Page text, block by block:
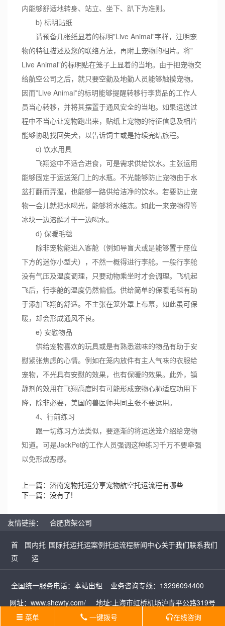
内能够舒适地转身、站立、坐下、趴下为准则。
b) 标明贴纸
请预备几张纸显着的标明”Live Animal”字样，注明宠
物的特征描述及您的联络方法，再附上宠物的相片。将”
Live Animal”的标明贴在笼子上显着的当地。由于把宠物交
给航空公司之后，就只要空勤及地勤人员能够触摸宠物。
因而”Live Animal”的标明能够提醒转移行李货品的工作人
员当心转移，并将其摆置于通风安全的当地。如果运送过
程中不当心让宠物跑出来，贴纸上宠物的特征信息及相片
能够协助找回失犬，以告诉饲主或是持续完结旅程。
c) 饮水用具
飞翔途中不适合进食，可是需求供给饮水。主张运用
能够固定于运送笼门上的水瓶。不光能够防止宠物由于水
盆打翻而弄湿，也能够一路供给洁净的饮水。若要防止宠
物一会儿就把水喝光，能够将水结冻。如此一来宠物得等
冰块一边溶解才干一边喝水。
d) 保暖毛毯
除非宠物能进入客舱（例如导盲犬或是能够置于座位
下方的迷你小型犬），不然一概得进行李舱。一般行李舱
没有气压及温度调理，只要动物乘坐时才会调理。飞机起
飞后，行李舱的温度仍然偏低。供给简单的保暖毛毯有助
于添加飞翔的舒适。不主张在笼外罩上布幕，如此虽可保
暖，却会形成通风不良。
e) 安慰物品
供给宠物喜欢的玩具或是有熟悉滋味的物品有助于安
慰紧张焦虑的心情。例如在笼内放件有主人气味的衣服给
宠物，不光具有安慰的效果，也有保暖的效果。此外，镇
静剂的效用在飞翔高度时有可能形成宠物心肺适应功用下
降，除非必要，美国的兽医师共同主张不要运用。
4、行前练习
跟一切练习方法类似，要逐渐的将运送笼介绍给宠物
知道。可是JackPet的工作人员强调这种练习千万不要牵强
以免形成恶感。
上一篇： 济南宠物托运分享宠物航空托运流程有哪些
下一篇：没有了!
友情链接： 合肥货架公司
首
页
国内托
运
国际托运托运案例托运流程新闻中心关于我们联系我们
全国统一服务电话：本站出租 业务咨询专线：13296094400
网址： www.shcwty.com/ 地址:上海市虹桥机场沪青平公路319号
菜单
一键拨号 在线咨询